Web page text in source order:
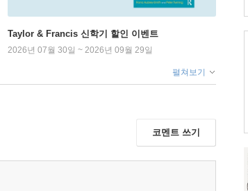
Taylor & Francis 신학기 할인 이벤트
2026년 07월 30일 ~ 2026년 09월 29일
펼쳐보기
코멘트 쓰기